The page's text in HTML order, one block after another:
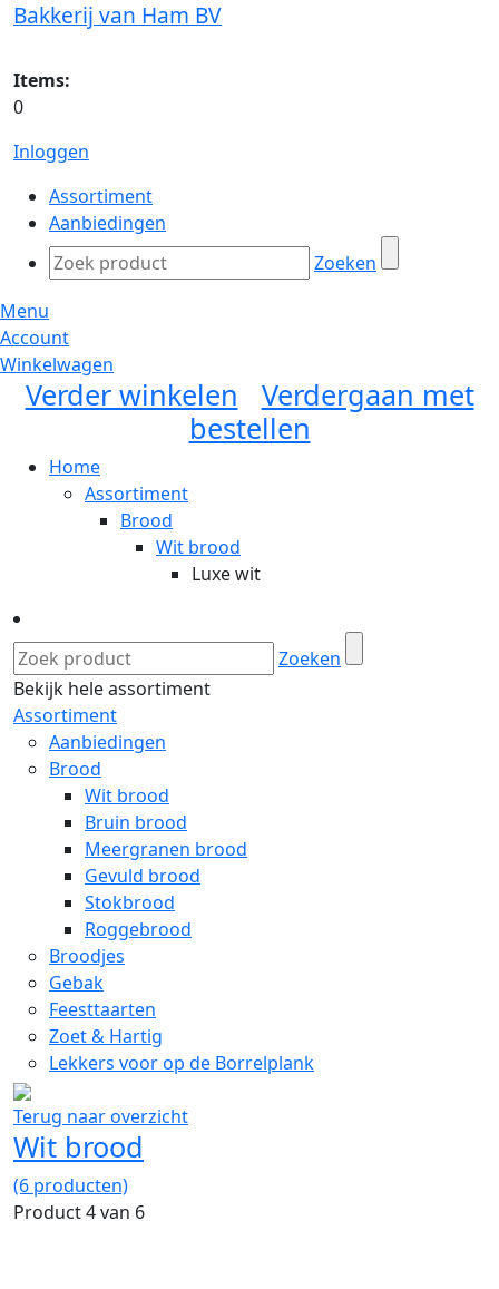
Bakkerij van Ham BV
Items:
0
Inloggen
Assortiment
Aanbiedingen
Zoeken
Menu
Account
Winkelwagen
Verder winkelen
Verdergaan met
bestellen
Home
Assortiment
Brood
Wit brood
Luxe wit
Zoeken
Bekijk hele assortiment
Assortiment
Aanbiedingen
Brood
Wit brood
Bruin brood
Meergranen brood
Gevuld brood
Stokbrood
Roggebrood
Broodjes
Gebak
Feesttaarten
Zoet & Hartig
Lekkers voor op de Borrelplank
Terug naar overzicht
Wit brood
(6 producten)
Product 4 van 6